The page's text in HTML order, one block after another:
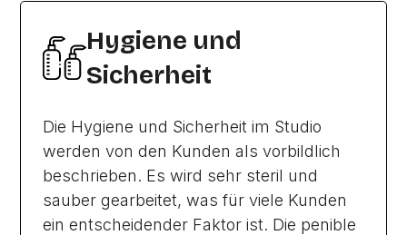
Hygiene und
Sicherheit
Die Hygiene und Sicherheit im Studio
werden von den Kunden als vorbildlich
beschrieben. Es wird sehr steril und
sauber gearbeitet, was für viele Kunden
ein entscheidender Faktor ist. Die penible